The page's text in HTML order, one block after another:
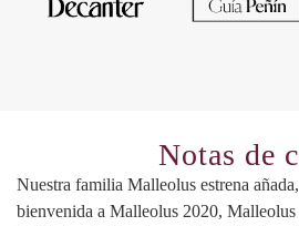
Notas de
Nuestra familia Malleolus estrena
bienvenida a Malleolus 2020,